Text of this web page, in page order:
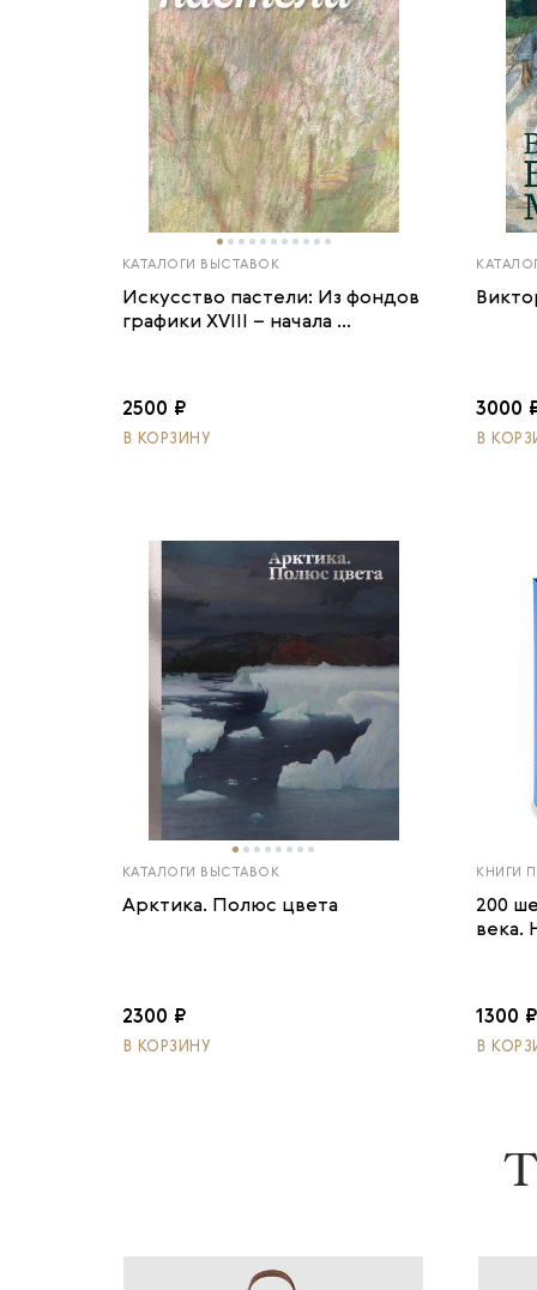
КАТАЛОГИ ВЫСТАВОК
Искусство пастели: Из фондов
графики XVIII – начала ...
2500 ₽
В КОРЗИНУ
3000
В
КАТАЛОГИ ВЫСТАВОК
Арктика. Полюс цвета
2300 ₽
В КОРЗИНУ
КНИГИ
200
века.
1300 ₽
В